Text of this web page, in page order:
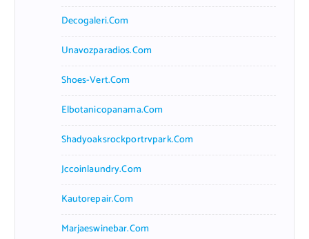
Decogaleri.com
Unavozparadios.com
Shoes-Vert.com
Elbotanicopanama.com
Shadyoaksrockportrvpark.com
Jccoinlaundry.com
Kautorepair.com
Marjaeswinebar.com